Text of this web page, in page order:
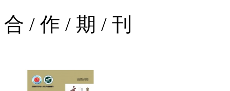
合 / 作 / 期 / 刊